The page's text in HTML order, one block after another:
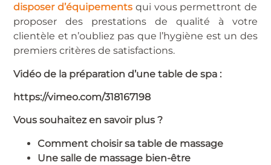
disposer d’équipements qui vous permettront de
proposer des prestations de qualité à votre
clientèle et n’oubliez pas que l’hygiène est un des
premiers critères de satisfactions.
Vidéo de la préparation d’une table de spa :
https://vimeo.com/318167198
Vous souhaitez en savoir plus ?
Comment choisir sa table de massage
Une salle de massage bien-être